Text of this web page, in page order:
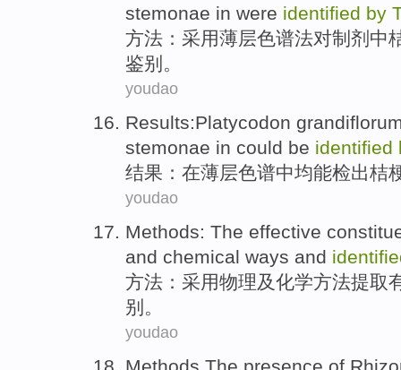
stemonae in were identified by
方法 ：采用薄层色谱法对制剂中
鉴别。
youdao
Results:Platycodon
stemonae in could be identified
结果 ： 在薄层色谱中均能检出桔
youdao
Methods: The effective
and chemical ways and
方法 ：采用物理及化学方法提取
别。
youdao
Methods The presence of